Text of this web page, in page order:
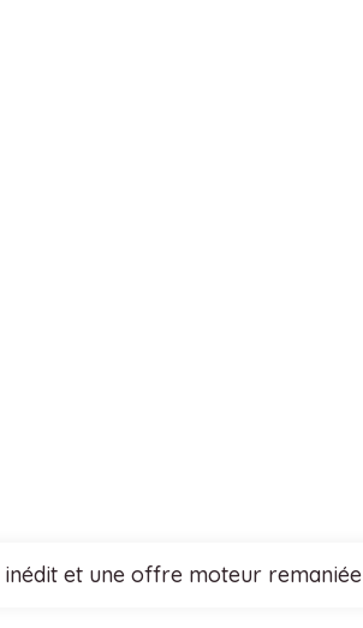
et une offre moteur remaniée